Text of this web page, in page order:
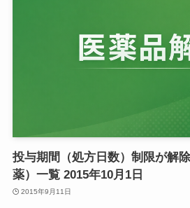
投与期間（処方日数）制限が解
薬）一覧 2015年10月1日
2015年9月11日